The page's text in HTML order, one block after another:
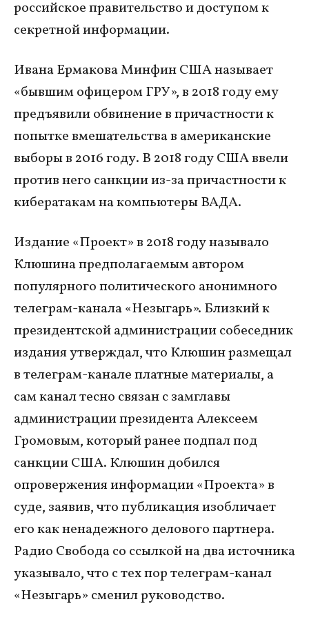
российское правительство и доступом к
секретной информации.
Ивана Ермакова Минфин США называет
«бывшим офицером ГРУ», в 2018 году ему
предъявили обвинение в причастности к
попытке вмешательства в американские
выборы в 2016 году. В 2018 году США ввели
против него санкции из-за причастности к
кибератакам на компьютеры ВАДА.
Издание «Проект» в 2018 году называло
Клюшина предполагаемым автором
популярного политического анонимного
телеграм-канала «Незыгарь». Близкий к
президентской администрации собеседник
издания утверждал, что Клюшин размещал
в телеграм-канале платные материалы, а
сам канал тесно связан с замглавы
администрации президента Алексеем
Громовым, который ранее подпал под
санкции США. Клюшин добился
опровержения информации «Проекта» в
суде, заявив, что публикация изобличает
его как ненадежного делового партнера.
Радио Свобода со ссылкой на два источника
указывало, что с тех пор телеграм-канал
«Незыгарь» сменил руководство.